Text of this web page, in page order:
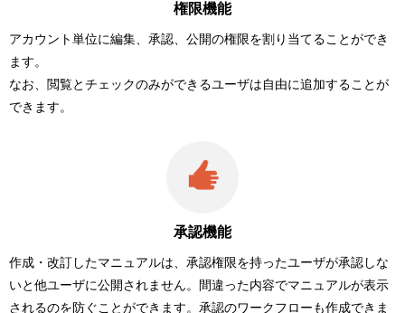
権限機能
アカウント単位に編集、承認、公開の権限を割り当てることができ
ます。
なお、閲覧とチェックのみができるユーザは自由に追加することが
できます。
承認機能
作成・改訂したマニュアルは、承認権限を持ったユーザが承認しな
いと他ユーザに公開されません。間違った内容でマニュアルが表示
されるのを防ぐことができます。承認のワークフローも作成できま